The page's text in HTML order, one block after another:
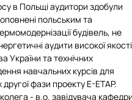
в Польщі аудитори здобули
польським та
будівель, не
аудити високої якості
України та технічних
навчальних курсів для
фази проекту E-ETAP.
- в.о. завідувача